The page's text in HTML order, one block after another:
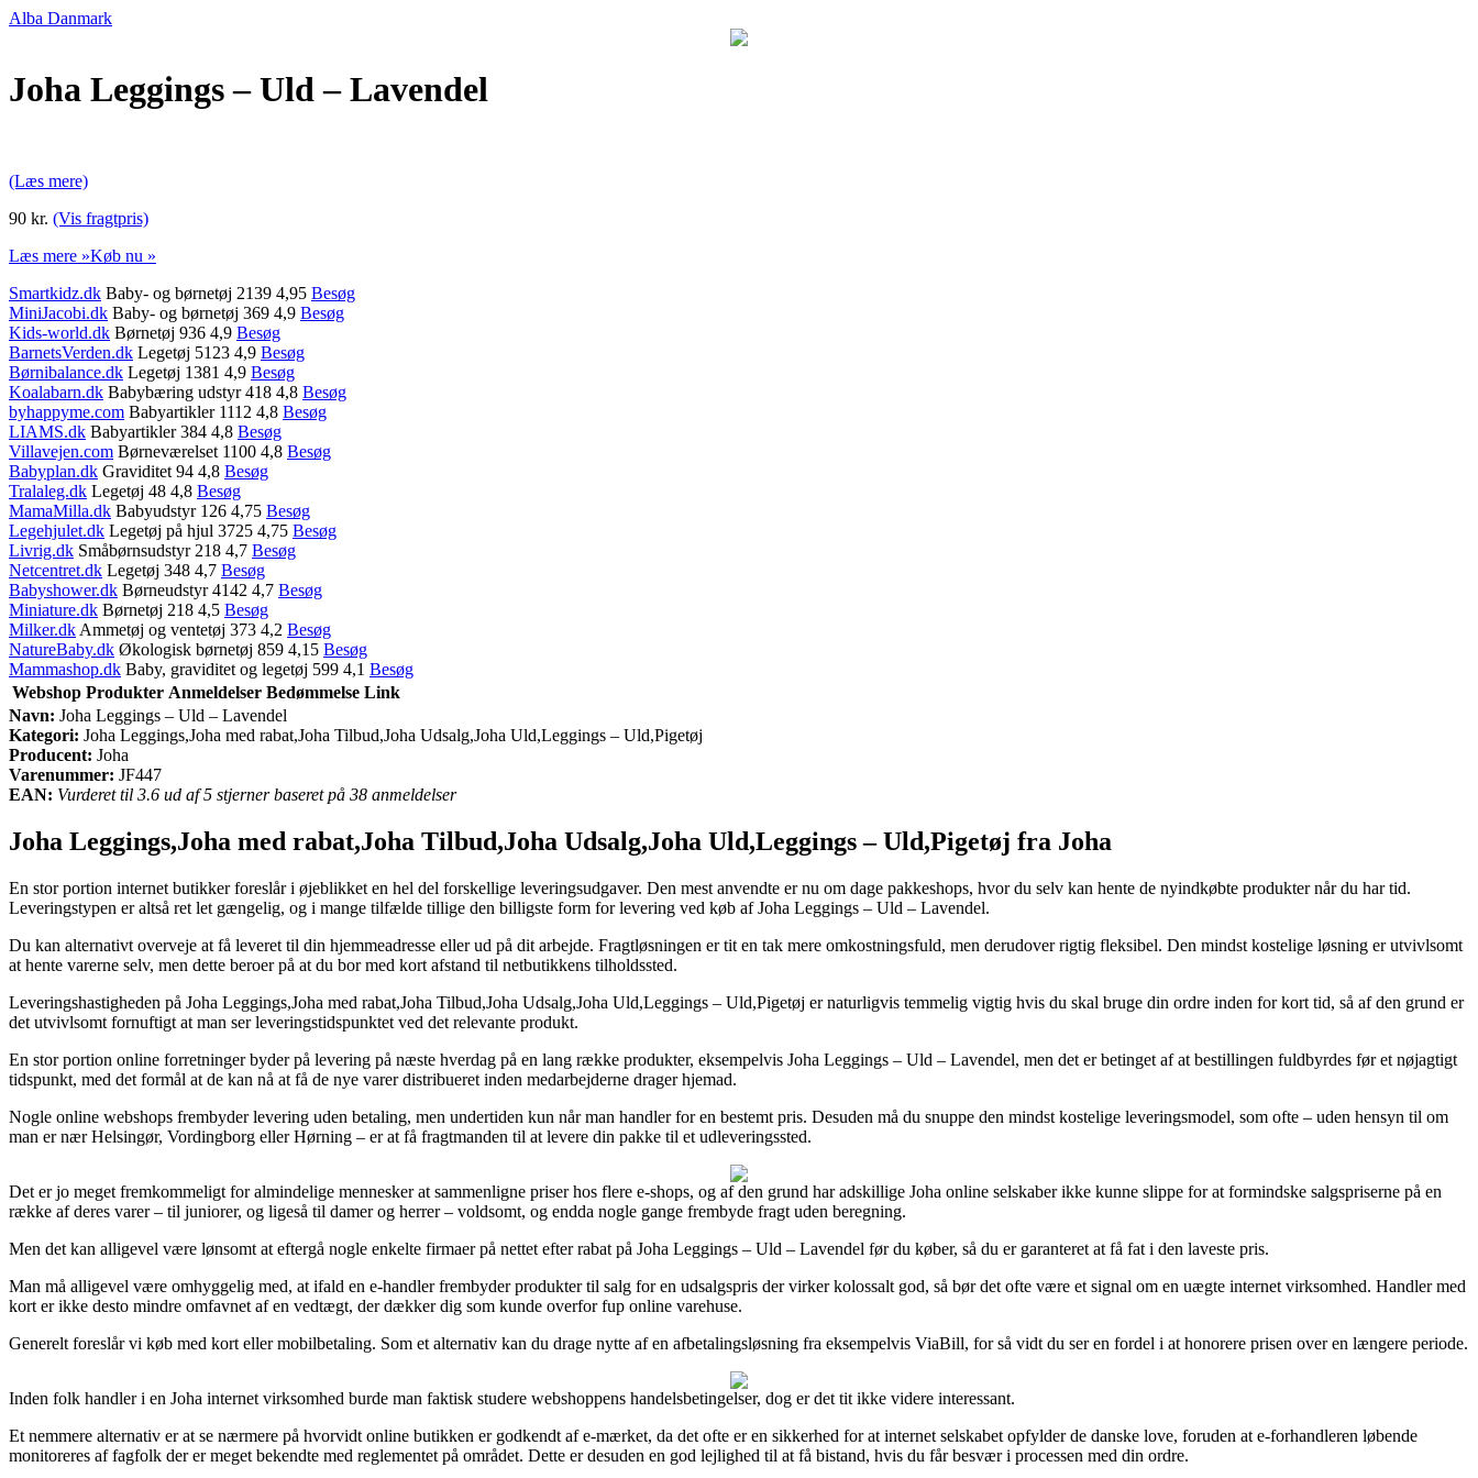
Alba Danmark
Joha Leggings – Uld – Lavendel
(Læs mere)
90 kr. (Vis fragtpris)
Læs mere »Køb nu »
Smartkidz.dk Baby- og børnetøj 2139 4,95 Besøg
MiniJacobi.dk Baby- og børnetøj 369 4,9 Besøg
Kids-world.dk Børnetøj 936 4,9 Besøg
BarnetsVerden.dk Legetøj 5123 4,9 Besøg
Børnibalance.dk Legetøj 1381 4,9 Besøg
Koalabarn.dk Babybæring udstyr 418 4,8 Besøg
byhappyme.com Babyartikler 1112 4,8 Besøg
LIAMS.dk Babyartikler 384 4,8 Besøg
Villavejen.com Børneværelset 1100 4,8 Besøg
Babyplan.dk Graviditet 94 4,8 Besøg
Tralaleg.dk Legetøj 48 4,8 Besøg
MamaMilla.dk Babyudstyr 126 4,75 Besøg
Legehjulet.dk Legetøj på hjul 3725 4,75 Besøg
Livrig.dk Småbørnsudstyr 218 4,7 Besøg
Netcentret.dk Legetøj 348 4,7 Besøg
Babyshower.dk Børneudstyr 4142 4,7 Besøg
Miniature.dk Børnetøj 218 4,5 Besøg
Milker.dk Ammetøj og ventetøj 373 4,2 Besøg
NatureBaby.dk Økologisk børnetøj 859 4,15 Besøg
Mammashop.dk Baby, graviditet og legetøj 599 4,1 Besøg
Webshop Produkter Anmeldelser Bedømmelse Link
Navn: Joha Leggings – Uld – Lavendel
Kategori: Joha Leggings,Joha med rabat,Joha Tilbud,Joha Udsalg,Joha Uld,Leggings – Uld,Pigetøj
Producent: Joha
Varenummer: JF447
EAN: Vurderet til 3.6 ud af 5 stjerner baseret på 38 anmeldelser
Joha Leggings,Joha med rabat,Joha Tilbud,Joha Udsalg,Joha Uld,Leggings – Uld,Pigetøj fra Joha
En stor portion internet butikker foreslår i øjeblikket en hel del forskellige leveringsudgaver. Den mest anvendte er nu om dage pakkeshops, hvor du selv kan hente de nyindkøbte produkter når du har tid.
Leveringstypen er altså ret let gængelig, og i mange tilfælde tillige den billigste form for levering ved køb af Joha Leggings – Uld – Lavendel.
Du kan alternativt overveje at få leveret til din hjemmeadresse eller ud på dit arbejde. Fragtløsningen er tit en tak mere omkostningsfuld, men derudover rigtig fleksibel. Den mindst kostelige løsning er utvivlsomt
at hente varerne selv, men dette beroer på at du bor med kort afstand til netbutikkens tilholdssted.
Leveringshastigheden på Joha Leggings,Joha med rabat,Joha Tilbud,Joha Udsalg,Joha Uld,Leggings – Uld,Pigetøj er naturligvis temmelig vigtig hvis du skal bruge din ordre inden for kort tid, så af den grund er
det utvivlsomt fornuftigt at man ser leveringstidspunktet ved det relevante produkt.
En stor portion online forretninger byder på levering på næste hverdag på en lang række produkter, eksempelvis Joha Leggings – Uld – Lavendel, men det er betinget af at bestillingen fuldbyrdes før et nøjagtigt
tidspunkt, med det formål at de kan nå at få de nye varer distribueret inden medarbejderne drager hjemad.
Nogle online webshops frembyder levering uden betaling, men undertiden kun når man handler for en bestemt pris. Desuden må du snuppe den mindst kostelige leveringsmodel, som ofte – uden hensyn til om
man er nær Helsingør, Vordingborg eller Hørning – er at få fragtmanden til at levere din pakke til et udleveringssted.
Det er jo meget fremkommeligt for almindelige mennesker at sammenligne priser hos flere e-shops, og af den grund har adskillige Joha online selskaber ikke kunne slippe for at formindske salgspriserne på en
række af deres varer – til juniorer, og ligeså til damer og herrer – voldsomt, og endda nogle gange frembyde fragt uden beregning.
Men det kan alligevel være lønsomt at eftergå nogle enkelte firmaer på nettet efter rabat på Joha Leggings – Uld – Lavendel før du køber, så du er garanteret at få fat i den laveste pris.
Man må alligevel være omhyggelig med, at ifald en e-handler frembyder produkter til salg for en udsalgspris der virker kolossalt god, så bør det ofte være et signal om en uægte internet virksomhed. Handler med
kort er ikke desto mindre omfavnet af en vedtægt, der dækker dig som kunde overfor fup online varehuse.
Generelt foreslår vi køb med kort eller mobilbetaling. Som et alternativ kan du drage nytte af en afbetalingsløsning fra eksempelvis ViaBill, for så vidt du ser en fordel i at honorere prisen over en længere periode.
Inden folk handler i en Joha internet virksomhed burde man faktisk studere webshoppens handelsbetingelser, dog er det tit ikke videre interessant.
Et nemmere alternativ er at se nærmere på hvorvidt online butikken er godkendt af e-mærket, da det ofte er en sikkerhed for at internet selskabet opfylder de danske love, foruden at e-forhandleren løbende
monitoreres af fagfolk der er meget bekendte med reglementet på området. Dette er desuden en god lejlighed til at få bistand, hvis du får besvær i processen med din ordre.